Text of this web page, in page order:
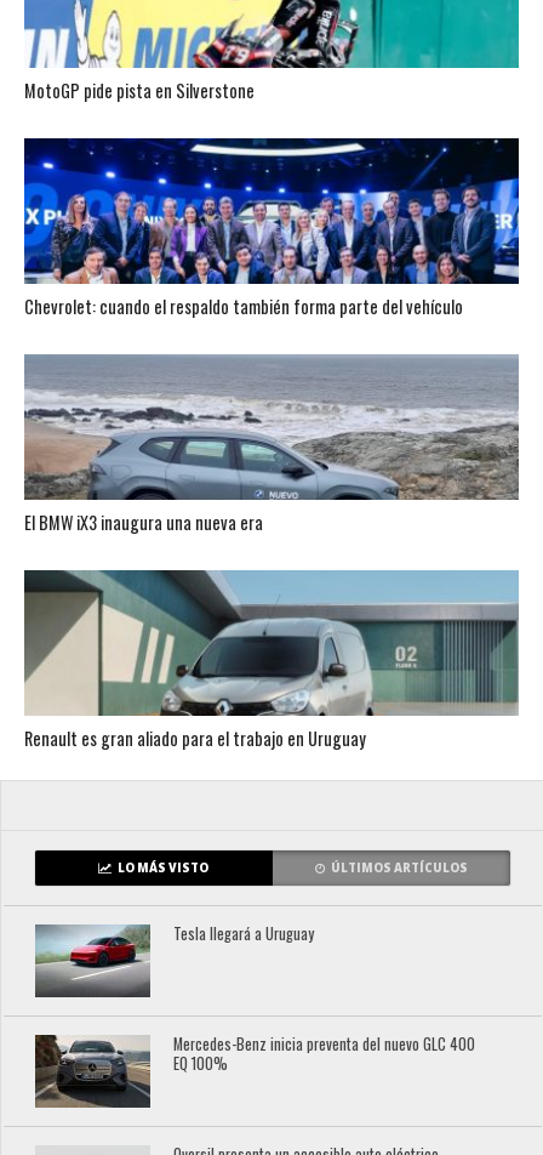
MotoGP pide pista en Silverstone
Chevrolet: cuando el respaldo también forma parte del vehículo
El BMW iX3 inaugura una nueva era
Renault es gran aliado para el trabajo en Uruguay
LO MÁS VISTO ÚLTIMOS ARTÍCULOS
Tesla llegará a Uruguay
Mercedes-Benz inicia preventa del nuevo GLC 400
EQ 100%